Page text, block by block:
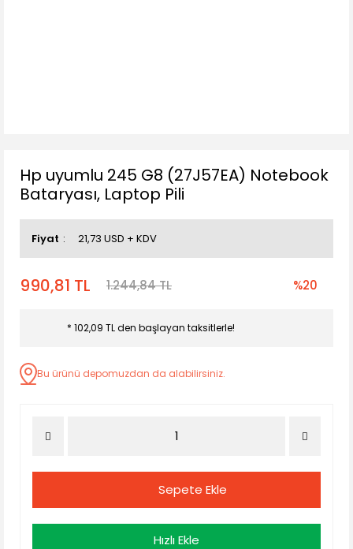
Hp uyumlu 245 G8 (27J57EA) Notebook
Bataryası, Laptop Pili
Fiyat 21,73 USD + KDV
990,81 TL 1.244,84 TL %20
* 102,09 TL den başlayan taksitlerle!
Bu ürünü depomuzdan da alabilirsiniz.
Sepete Ekle
Hızlı Ekle